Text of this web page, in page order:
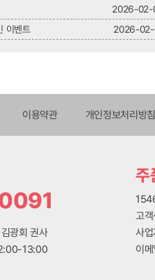
2026-02-
이벤트
2026-02-
이용약관 개인정보처리방
광회 권사
13:00
주
고
사
이